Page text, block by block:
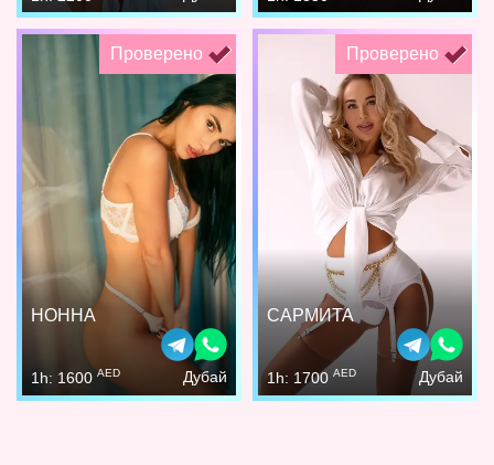
Проверено
НОННА
1h: 1600 AED Дубай
Проверено
САРМИТА
1h: 1700 AED Дубай